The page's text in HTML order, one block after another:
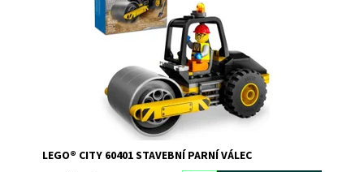
Dostupnost:
Skladem3
11301
LEGO
LEGO® CITY 60401 STAVEBNÍ PARNÍ VÁLEC